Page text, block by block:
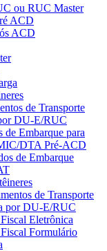
ou RUC Master
ACD
ACD
de Transporte
DU-E/RUC
de Embarque para
DTA Pré-ACD
de Embarque
de Transporte
por DU-E/RUC
Eletrônica
Formulário